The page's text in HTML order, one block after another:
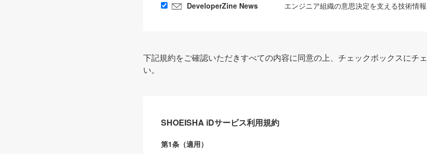
DeveloperZine News
エンジニア組織の意思決定を支える技術情報
下記規約をご確認いただきすべての内容に同意の上、チェックボックスにチ
い。
SHOEISHA iDサービス利用規約
第1条（適用）